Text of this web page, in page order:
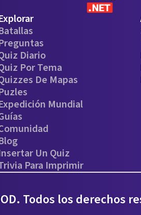
Diario
Por Tema
De Mapas
Mundial
Un Quiz
Para Imprimir
Todos los derechos